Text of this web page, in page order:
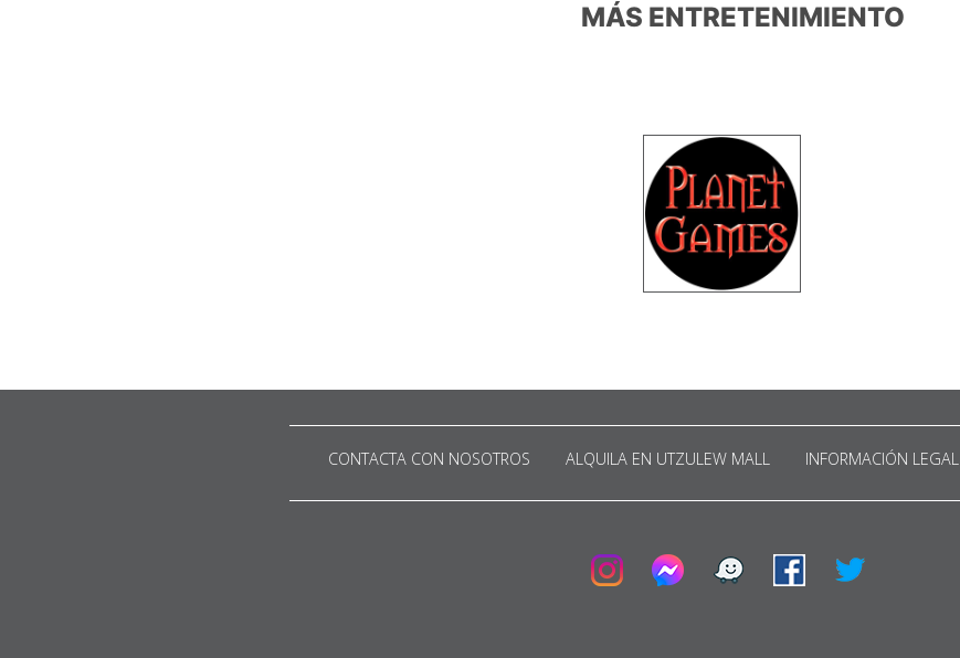
MÁS ENTRETENIMIENTO
CONTACTA CON NOSOTROS ALQUILA EN UTZULEW MALL INFORMACIÓN LEGAL